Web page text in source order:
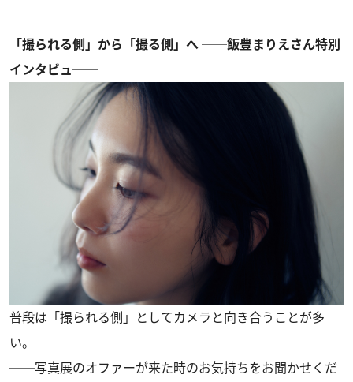
「撮られる側」から「撮る側」へ ──飯豊まりえさん特別
インタビュ──
普段は「撮られる側」としてカメラと向き合うことが多
い。
──写真展のオファーが来た時のお気持ちをお聞かせくだ